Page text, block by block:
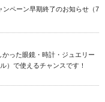
ンペーン早期終了のお知らせ（7
かった眼鏡・時計・ジュエリー
）で使えるチャンスです！